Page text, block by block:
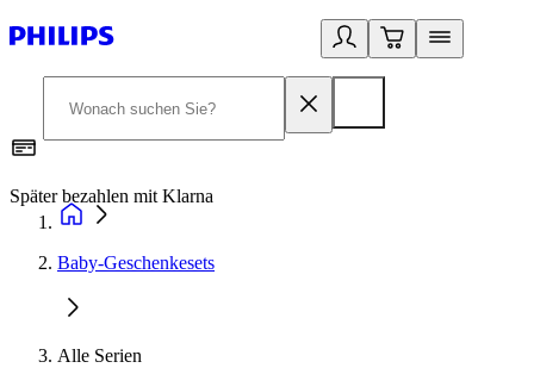
Später bezahlen mit Klarna
Baby-Geschenkesets
Alle Serien